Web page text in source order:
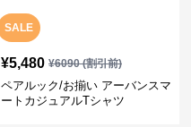
SALE
¥5,480 ¥6090(割引前)
ペアルック/お揃い アーバンスマ
ートカジュアルTシャツ